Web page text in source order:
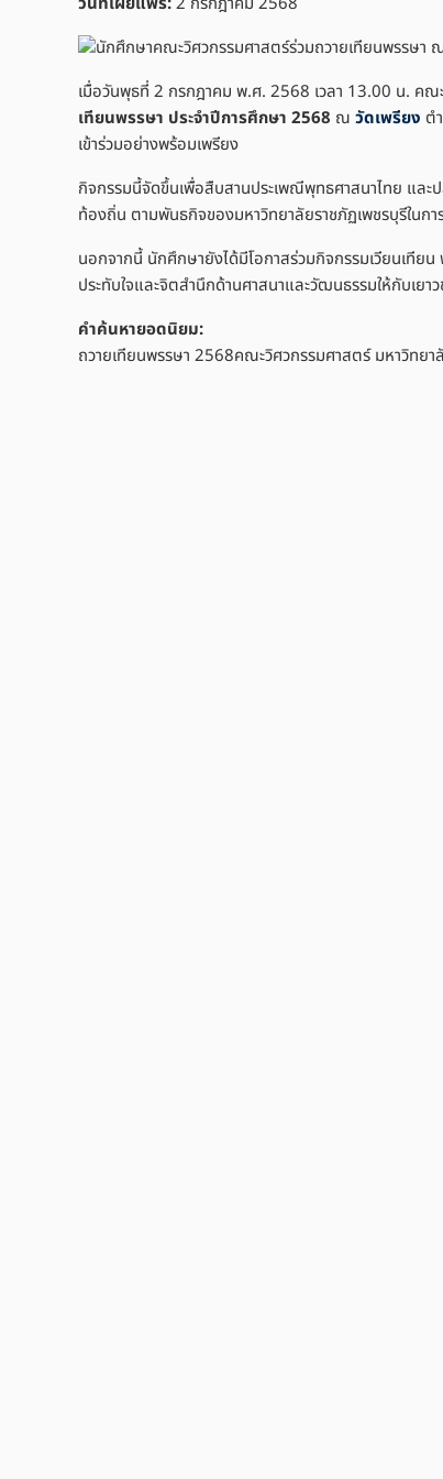
เมื่อวันพุธที่ 2 กรกฎาคม พ.ศ. 2568 เวลา 13.00 น. คณ
เทียนพรรษา ประจำปีการศึกษา 2568 ณ วัดเพรียง ต
เข้าร่วมอย่างพร้อมเพรียง
กิจกรรมนี้จัดขึ้นเพื่อสืบสานประเพณีพุทธศาสนาไทย แล
ท้องถิ่น ตามพันธกิจของมหาวิทยาลัยราชภัฏเพชรบุรีใน
นอกจากนี้ นักศึกษายังได้มีโอกาสร่วมกิจกรรมเวียนเทีย
ประทับใจและจิตสำนึกด้านศาสนาและวัฒนธรรมให้กับเยา
คำค้นหายอดนิยม:
ถวายเทียนพรรษา 2568คณะวิศวกรรมศาสตร์ มหาวิทย